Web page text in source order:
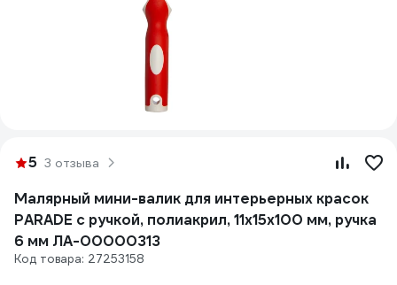
5 3 отзыва
Малярный мини-валик для интерьерных красок
PARADE с ручкой, полиакрил, 11х15х100 мм, ручка
6 мм ЛА-00000313
Код товара: 27253158